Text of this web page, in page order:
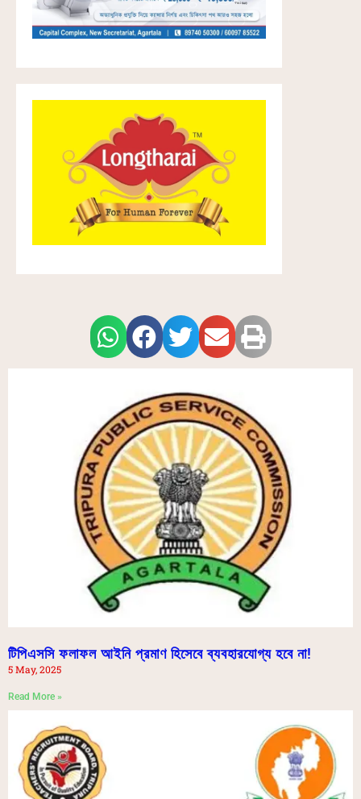
টিপিএসসি ফলাফল আইনি প্রমাণ হিসেবে ব্যবহারযোগ্য হবে না!
5 May, 2025
Read More »